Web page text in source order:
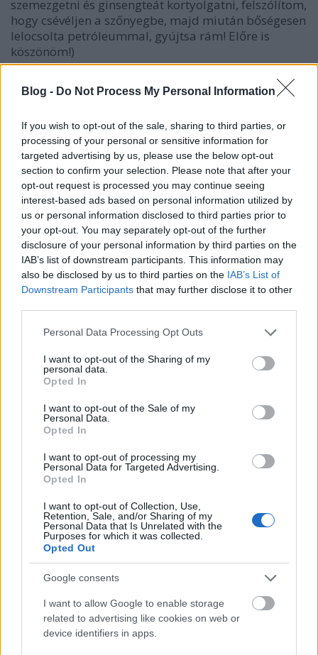
Blog - Do Not Process My Personal Information
If you wish to opt-out of the sale, sharing to third parties, or
processing of your personal or sensitive information for
targeted advertising by us, please use the below opt-out
section to confirm your selection. Please note that after your
opt-out request is processed you may continue seeing
interest-based ads based on personal information utilized by
us or personal information disclosed to third parties prior to
your opt-out. You may separately opt-out of the further
disclosure of your personal information by third parties on the
IAB’s list of downstream participants. This information may
also be disclosed by us to third parties on the IAB’s List of
Downstream Participants that may further disclose it to other
Please note that this website/app uses one or more Google
not limited to your visit or usage behaviour. You may click to
grant or deny consent to Google and its third-party tags to
use your data for below specified purposes in below Google
consent section.
Personal Data Processing Opt Outs
I want to opt-out of the Sharing of my
personal data.
Opted In
I want to opt-out of the Sale of my
Personal Data.
Opted In
I want to opt-out of processing my
Personal Data for Targeted Advertising.
Opted In
I want to opt-out of Collection, Use,
Retention, Sale, and/or Sharing of my
Personal Data that Is Unrelated with the
Purposes for which it was collected.
Opted Out
Google consents
I want to allow Google to enable storage
related to advertising like cookies on web or
device identifiers in apps.
szemezgetni és ginsengteát kortyolgatni, felszólítom,
hogy csévéljen a szőnyegbe, majd miután bőségesen
lelocsolta petróleummal, gyújtsa rám! Előre is
köszönöm!)
2 x 400g vörösbab (konzerves)
1 kápiapaprika
2 piros chilipaprika
2 szál zöldhagyma
2 gerezd fokhagyma
3 ek zsemlemorzsa vagy kukoricaliszt
1 tk római kömény
1 tk gyömbérpor
2 gerezd fokhagyma
2 ek olívaolaj
a salátához:
1 db cékla
1 db vöröshagyma
3 ek balzsamecet
2 tk magos mustár
vívott harc jegyében lereszeljük, majd egy tálban a
többi összetevővel összekeverjük. A vörösbabot
megpuhuljon, jó másfél percig mikróban melegítjük.
(Mikrohullám-fóbiások meg is párolhatják.) A chilit,
fokhagymát lereszeljük, majd az összenyomott
babbal és többi hozzávalóval összekeverve fasírT
formázunk belőle. Az így megszülető kerek formulát
sütőlappal kibélelt tepsibe helyezzük, majd fél órára
190 fokos sütőbe hajítjuk.